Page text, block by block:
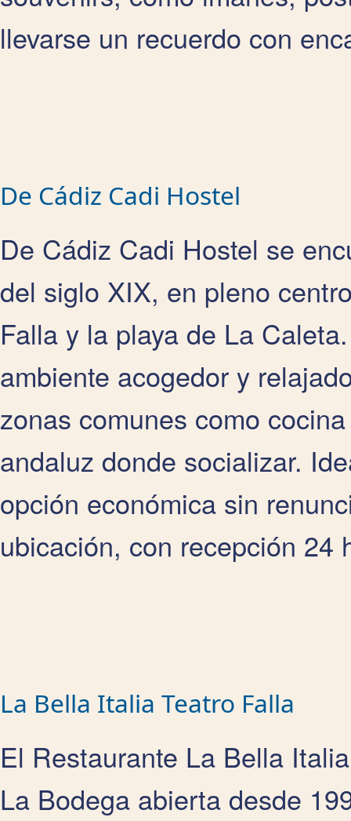
llevarse un recuerdo con
De Cádiz Cadi Hostel
De Cádiz Cadi Hostel se
del siglo XIX, en pleno
Falla y la playa de La
ambiente acogedor y
zonas comunes como
andaluz donde socializar.
opción económica sin
ubicación, con recepción 24
La Bella Italia Teatro Falla
El Restaurante La Bella
La Bodega abierta desde